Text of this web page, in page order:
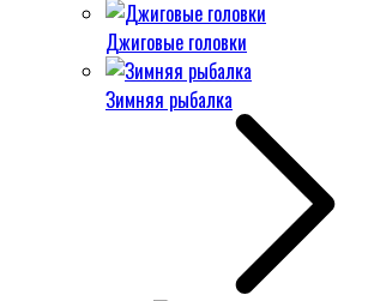
Джиговые головки
Зимняя рыбалка